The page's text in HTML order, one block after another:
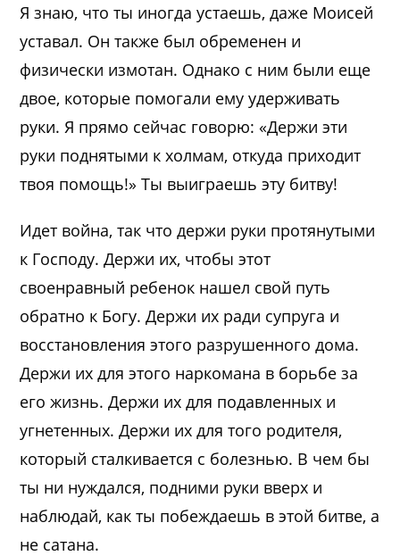
Я знаю, что ты иногда устаешь, даже Моисей
уставал. Он также был обременен и
физически измотан. Однако с ним были еще
двое, которые помогали ему удерживать
руки. Я прямо сейчас говорю: «Держи эти
руки поднятыми к холмам, откуда приходит
твоя помощь!» Ты выиграешь эту битву!
Идет война, так что держи руки протянутыми
к Господу. Держи их, чтобы этот
своенравный ребенок нашел свой путь
обратно к Богу. Держи их ради супруга и
восстановления этого разрушенного дома.
Держи их для этого наркомана в борьбе за
его жизнь. Держи их для подавленных и
угнетенных. Держи их для того родителя,
который сталкивается с болезнью. В чем бы
ты ни нуждался, подними руки вверх и
наблюдай, как ты побеждаешь в этой битве, а
не сатана.